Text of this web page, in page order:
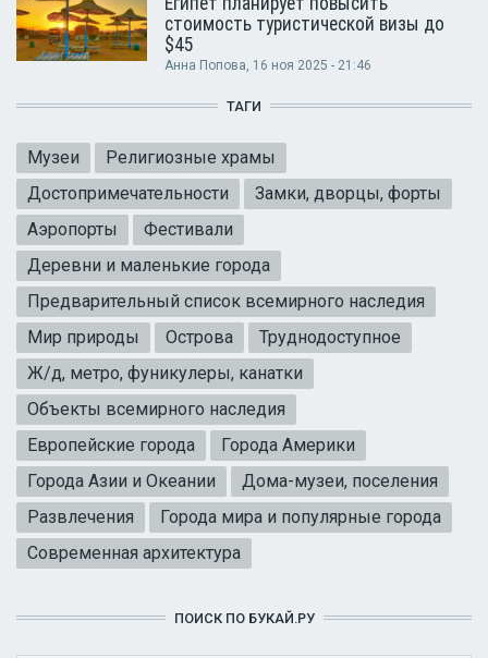
стоимость туристической визы до
$45
Анна Попова, 16 ноя 2025 - 21:46
ТАГИ
Музеи
Религиозные храмы
Достопримечательности
Замки, дворцы, форты
Аэропорты
Фестивали
Деревни и маленькие города
Предварительный список всемирного наследия
Мир природы
Острова
Труднодоступное
Ж/д, метро, фуникулеры, канатки
Объекты всемирного наследия
Европейские города
Города Америки
Города Азии и Океании
Дома-музеи, поселения
Развлечения
Города мира и популярные города
Современная архитектура
ПОИСК ПО БУКАЙ.РУ